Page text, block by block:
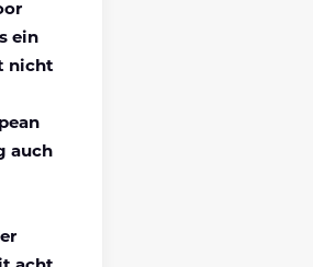
ein
nicht
auch